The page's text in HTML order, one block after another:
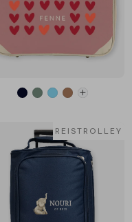
REISTROLLEY